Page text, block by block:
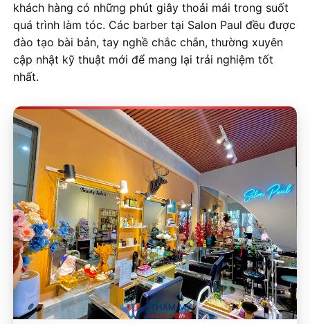
khách hàng có những phút giây thoải mái trong suốt
quá trình làm tóc. Các barber tại Salon Paul đều được
đào tạo bài bản, tay nghề chắc chắn, thường xuyên
cập nhật kỹ thuật mới để mang lại trải nghiệm tốt
nhất.